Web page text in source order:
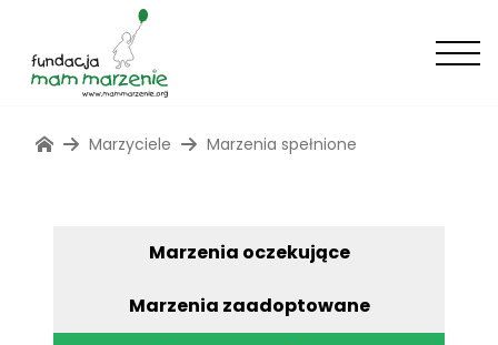
Marzyciele Marzenia spełnione
Marzenia oczekujące
Marzenia zaadoptowane